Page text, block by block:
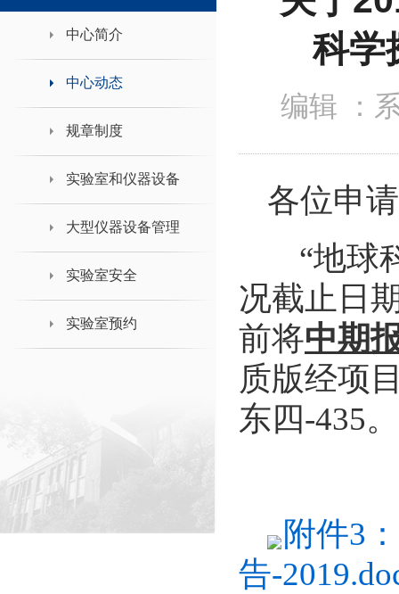
中心简介
中心动态
规章制度
实验室和仪器设备
大型仪器设备管理
实验室安全
实验室预约
科学
编辑 ：
各位申
“地球
况截止日
前将中期
质版经项
东四-435。
附件3
告-